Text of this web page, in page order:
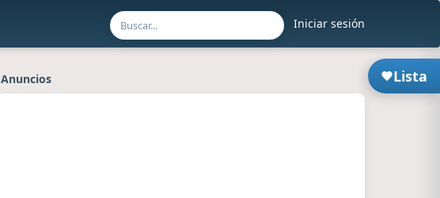
Iniciar sesión
Lista
Anuncios